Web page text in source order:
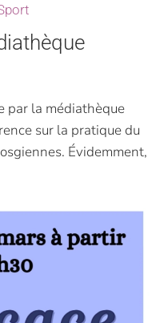
par la médiathèque
sur la pratique du
Évidemment,